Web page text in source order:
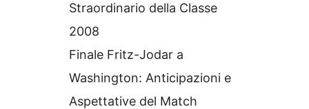
Straordinario della Classe
2008
Finale Fritz-Jodar a
Washington: Anticipazioni e
Aspettative del Match